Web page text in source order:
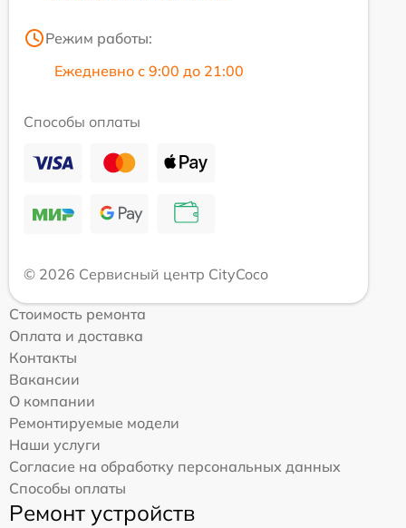
Режим работы:
Ежедневно с 9:00 до 21:00
Способы оплаты
© 2026 Сервисный центр CityCoco
Стоимость ремонта
Оплата и доставка
Контакты
Вакансии
О компании
Ремонтируемые модели
Наши услуги
Согласие на обработку персональных данных
Способы оплаты
Ремонт устройств